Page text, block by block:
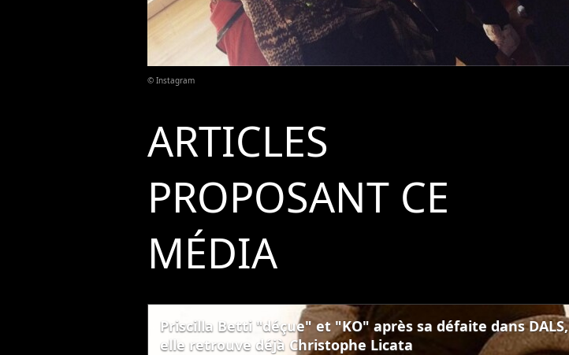
© Instagram
ARTICLES
PROPOSANT CE
MÉDIA
Priscilla Betti "déçue" et "KO" après sa défaite dans DALS,
elle retrouve déjà Christophe Licata